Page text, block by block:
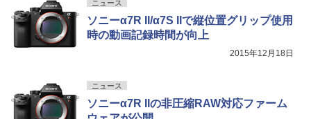
ニュース
ソニーα7R II/α7S IIで縦位置グリップ使用
時の動画記録時間が向上
2015年12月18日
ニュース
ソニーα7R IIの非圧縮RAW対応ファーム